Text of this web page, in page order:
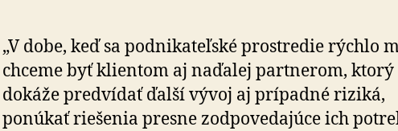
„V dobe, keď sa podnikateľské prostredie rýchlo
chceme byť klientom aj naďalej partnerom, ktorý
dokáže predvídať ďalší vývoj aj prípadné riziká,
ponúkať riešenia presne zodpovedajúce ich